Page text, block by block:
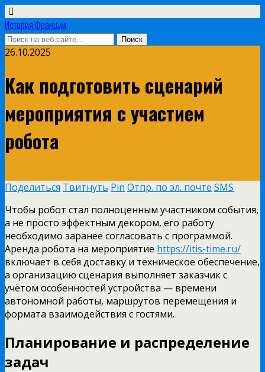
История Франции
26.10.2025
Как подготовить сценарий
мероприятия с участием
робота
Поделиться Твитнуть Pin Отпр. по эл. почте SMS
Чтобы робот стал полноценным участником события,
а не просто эффектным декором, его работу
необходимо заранее согласовать с программой.
Аренда робота на мероприятие https://itis-time.ru/
включает в себя доставку и техническое обеспечение,
а организацию сценария выполняет заказчик с
учётом особенностей устройства — времени
автономной работы, маршрутов перемещения и
формата взаимодействия с гостями.
Планирование и распределение
задач